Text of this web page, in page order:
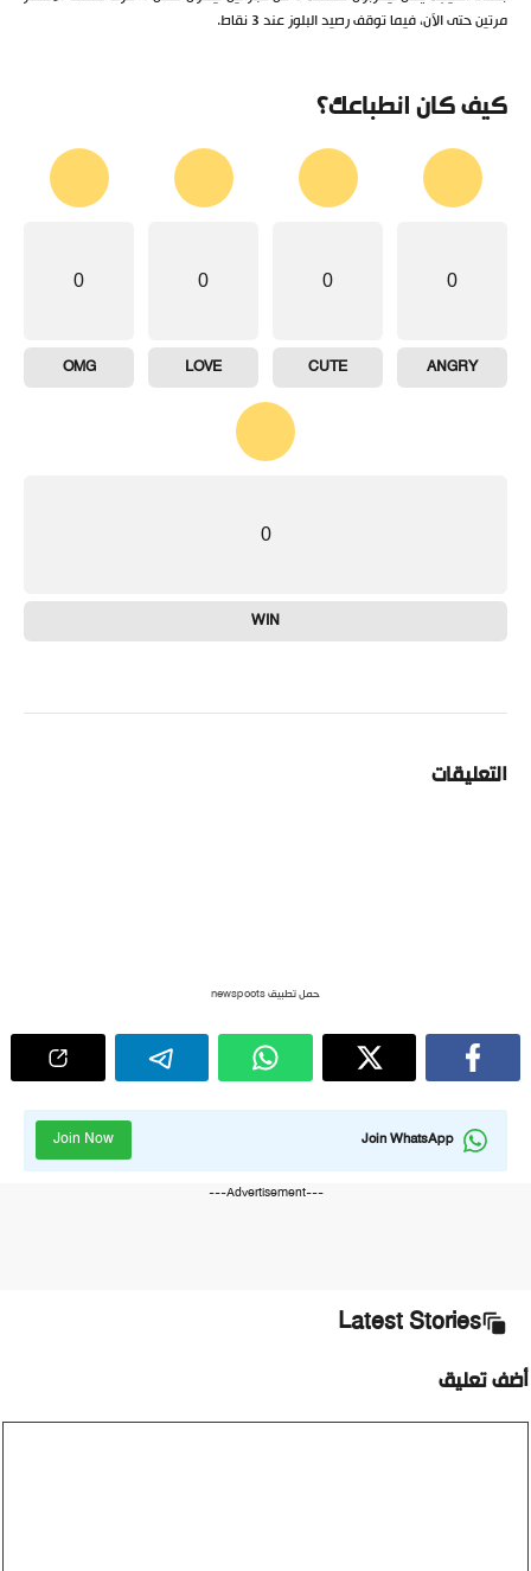
مرتين حتى الآن، فيما توقف رصيد البلوز عند 3 نقاط.
كيف كان انطباعك؟
0
ANGRY
0
CUTE
0
LOVE
0
OMG
0
WIN
التعليقات
حمل تطبيق newspoots
Join WhatsApp
Join Now
---Advertisement---
Latest Stories
تعليق